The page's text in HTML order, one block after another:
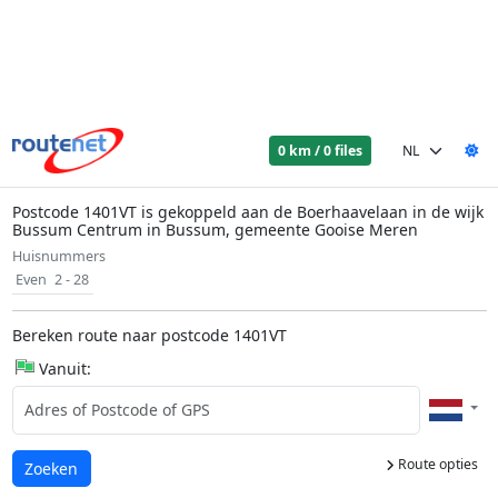
0 km / 0 files
Postcode 1401VT is gekoppeld aan de Boerhaavelaan in de wijk
Bussum Centrum in Bussum, gemeente Gooise Meren
Huisnummers
Even 2 - 28
Bereken route naar postcode 1401VT
Vanuit:
Route opties
Laden...
Zoeken